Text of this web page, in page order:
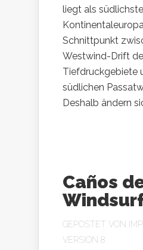
liegt als
Schnittpunkt
Westwind-Drift
Tiefdruckgebiete
südlichen
Deshalb ändern
Caños
GEPOSTET VON
VERSION 8